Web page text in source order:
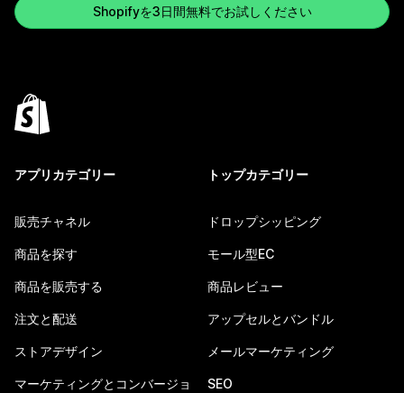
Shopifyを3日間無料でお試しください
アプリカテゴリー
販売チャネル
商品を探す
商品を販売する
注文と配送
ストアデザイン
マーケティングとコンバージョ
トップカテゴリー
ドロップシッピング
モール型EC
商品レビュー
アップセルとバンドル
メールマーケティング
SEO